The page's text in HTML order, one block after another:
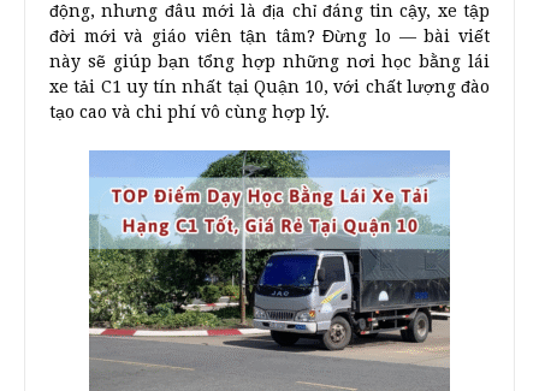
động, nhưng đâu mới là địa chỉ đáng tin cậy, xe tập
đời mới và giáo viên tận tâm? Đừng lo — bài viết
này sẽ giúp bạn tổng hợp những nơi học bằng lái
xe tải C1 uy tín nhất tại Quận 10, với chất lượng đào
tạo cao và chi phí vô cùng hợp lý.